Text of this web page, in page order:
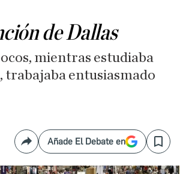
de Dallas
mientras estudiaba
entusiasmado
CompartirAñade El Debate en Save